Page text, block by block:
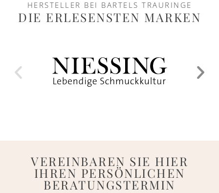
HERSTELLER BEI BARTELS TRAURINGE
DIE ERLESENSTEN MARKEN
VEREINBAREN SIE HIER
IHREN PERSÖNLICHEN
BERATUNGSTERMIN